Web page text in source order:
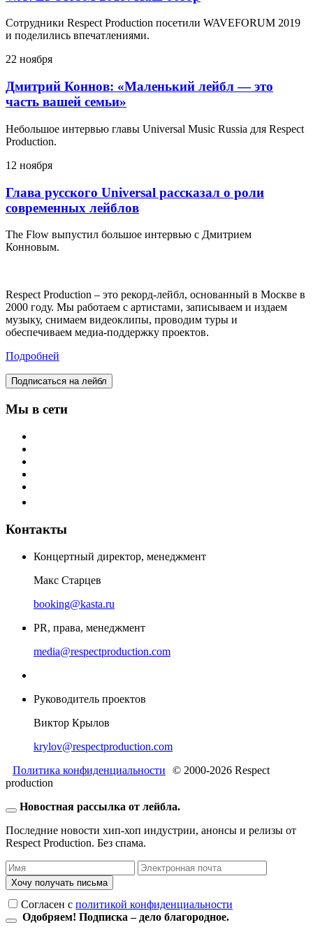
Сотрудники Respect Production посетили WAVEFORUM 2019
и поделились впечатлениями.
22 ноября
Дмитрий Коннов: «Маленький лейбл — это
часть вашей семьи»
Небольшое интервью главы Universal Music Russia для Respect
Production.
12 ноября
Глава русского Universal рассказал о роли
современных лейблов
The Flow выпустил большое интервью с Дмитрием
Конновым.
Respect Production – это рекорд-лейбл, основанный в Москве в
2000 году. Мы работаем с артистами, записываем и издаем
музыку, снимаем видеоклипы, проводим туры и
обеспечиваем медиа-поддержку проектов.
Подробней
Подписаться на лейбл
Мы в сети
Контакты
Концертный директор, менеджмент
Макс Старцев
booking@kasta.ru
PR, права, менеджмент
media@respectproduction.com
Руководитель проектов
Виктор Крылов
krylov@respectproduction.com
Политика конфиденциальности
© 2000-2026 Respect
production
Новостная рассылка от лейбла.
Последние новости хип-хоп индустрии, анонсы и релизы от
Respect Production. Без спама.
Хочу получать письма
Согласен c политикой конфиденциальности
Одобряем! Подписка – дело благородное.